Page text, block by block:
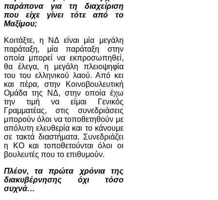
παράπονα για τη διαχείριση
που είχε γίνει τότε από το
Μαξίμου;
Κοιτάξτε, η ΝΔ είναι μία μεγάλη
παράταξη, μία παράταξη στην
οποία μπορεί να εκπροσωπηθεί,
θα έλεγα, η μεγάλη πλειοψηφία
του του ελληνικού λαού. Από κει
και πέρα, στην Κοινοβουλευτική
Ομάδα της ΝΔ, στην οποία έχω
την τιμή να είμαι Γενικός
Γραμματέας, στις συνεδριάσεις
μπορούν όλοι να τοποθετηθούν με
απόλυτη ελευθερία και το κάνουμε
σε τακτά διαστήματα. Συνεδριάζει
η ΚΟ και τοποθετούνται όλοι οι
βουλευτές που το επιθυμούν.
Πλέον, τα πρώτα χρόνια της
διακυβέρνησης όχι τόσο
συχνά…